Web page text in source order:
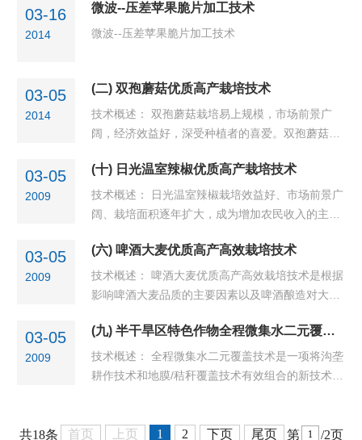
品系为母本和陇薯4号为父本杂交，选育而成的马
铃薯新品种，成果国内领先，...
03-16
2014
微波--压差苹果脆片加工技术
微波--压差苹果脆片加工技术
03-05
2014
(二) 双孢蘑菇优质高产栽培技术
技术概述： 双孢蘑菇栽培易上规模，市场前景广
阔，经济效益好，深受种植者的喜爱。双孢蘑菇优
难以管理、病虫害较多等难题，为确保其持续稳定
发展提供了技术支撑。 技术...
03-05
2009
(十) 日光温室辣椒优质高产栽培技术
技术概述： 日光温室辣椒栽培效益好、市场前景广
阔、栽培面积逐年扩大，成为增加农民收入的主要
生产中存在的实际问题，对促进辣椒产业的发展具
有促进作用。 技术要点：...
03-05
2009
(六) 啤酒大麦优质高产高效栽培技术
技术概述： 啤酒大麦优质高产高效栽培技术是根据
影响啤酒大麦品质的主要因素以及啤酒酿造对大麦
麦生产中的关键技术难题。 技术要点： 1、选择茬
口 前茬尽量选择中耕作...
03-05
2009
(九) 半干旱区特色作物全程微集水二元覆盖增产技术
技术概述： 全程微集水二元覆盖技术是一项将沟垄
耕作技术和地膜/秸秆覆盖技术有效组合的新技术，
降水，而且是培肥地力、...
共18条 首页 上页 1 2 下页 尾页 第 /2页